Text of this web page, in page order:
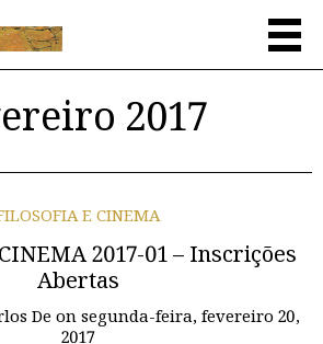
2017
E CINEMA
2017-01 – Inscrições
Abertas
De on segunda-feira, fevereiro 20,
2017